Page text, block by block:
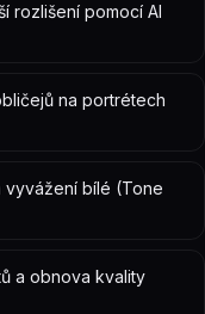
rozlišení pomocí AI
na portrétech
vyvážení bílé (Tone
a obnova kvality